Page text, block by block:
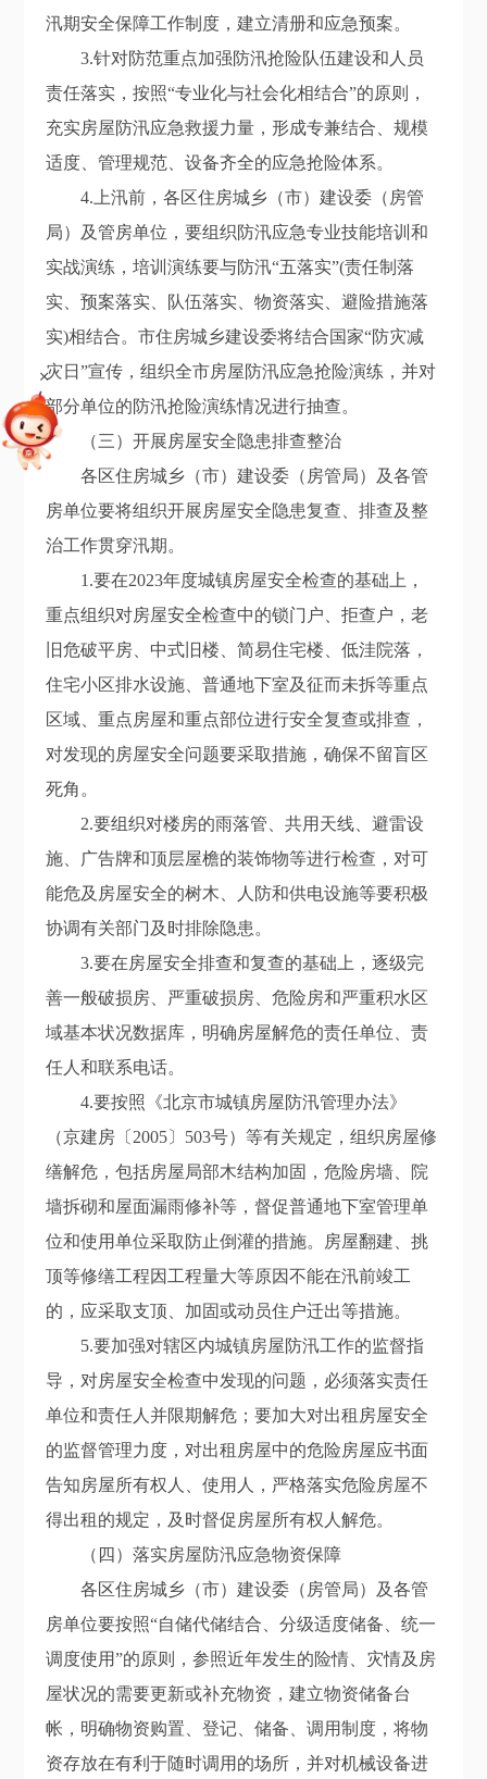
汛期安全保障工作制度，建立清册和应急预案。
3.针对防范重点加强防汛抢险队伍建设和人员
责任落实，按照“专业化与社会化相结合”的原则，
充实房屋防汛应急救援力量，形成专兼结合、规模
适度、管理规范、设备齐全的应急抢险体系。
4. 上汛前，各区住房城乡（市）建设委（房管
局）及管房单位，要组织防汛应急专业技能培训和
实战演练，培训演练要与防汛“五落实”(责任制落
实、预案落实、队伍落实、物资落实、避险措施落
实)相结合。市住房城乡建设委将结合国家“防灾减
灾日”宣传，组织全市房屋防汛应急抢险演练，并对
部分单位的防汛抢险演练情况进行抽查。
（三）开展房屋安全隐患排查整治
各区住房城乡（市）建设委（房管局） 及各管
房单位要将组织开展房屋安全隐患复查、排查及整
治工作贯穿汛期 。
1.要在2023年度城镇房屋安全检查的基础上，
重点组织对房屋安全检查中的锁门户、拒查户，老
旧危破平房、中式旧楼、简易住宅楼、低洼院落，
住宅小区排水设施、普通地下室及征而未拆等重点
区域、重点房屋和重点部位进行安全复查或排查，
对发现的房屋安全问题要采取措施，确保不留盲区
死角。
2.要组织对楼房的雨落管、共用天线、避雷设
施、广告牌和顶层屋檐的装饰物等进行检查，对可
能危及房屋安全的树木、人防和供电设施等要积极
协调有关部门及时排除隐患。
3.要在房屋安全排查和复查的基础上，逐级完
善一般破损房、严重破损房、危险房和严重积水区
域基本状况数据库，明确房屋解危的责任单位 、责
任人和联系电话。
4.要按照《北京市城镇房屋防汛管理办法》
（京建房〔 2005〕 503号）等有关规定，组织房屋修
缮解危，包括房屋局部木结构加固，危险房墙、院
墙拆砌和屋面漏雨修补等，督促普通地下室管理单
位和使用单位采取防止倒灌的措施。房屋翻建、挑
顶等修缮工程因工程量大等原因不能在汛前竣工
的，应采取支顶、加固或动员住户迁出等措施。
5.要加强对辖区内城镇房屋防汛工作的监督指
导， 对房屋安全检查中发现的问题，必须落实责任
单位和责任人并限期解危 ；要加大对出租 房屋安全
的监督管理力度 ， 对出租 房屋中的危险房屋应书面
告知房屋所有权人、使用人，严格落实危险房屋不
得出租的规定，及时督促房屋所有权人解危。
（四）落实房屋防汛应急物资保障
各区住房城乡（市）建设委（房管局）及各管
房单位要按照“自储代储结合、分级适度储备、统一
调度使用”的原则，参照近年发生的险情、灾情及房
屋状况的需要更新或补充物资 ，建立物资储备台
帐，明确物资购置、登记、储备、调用制度，将物
资存放在有利于随时调用的场所，并对机械设备进
+